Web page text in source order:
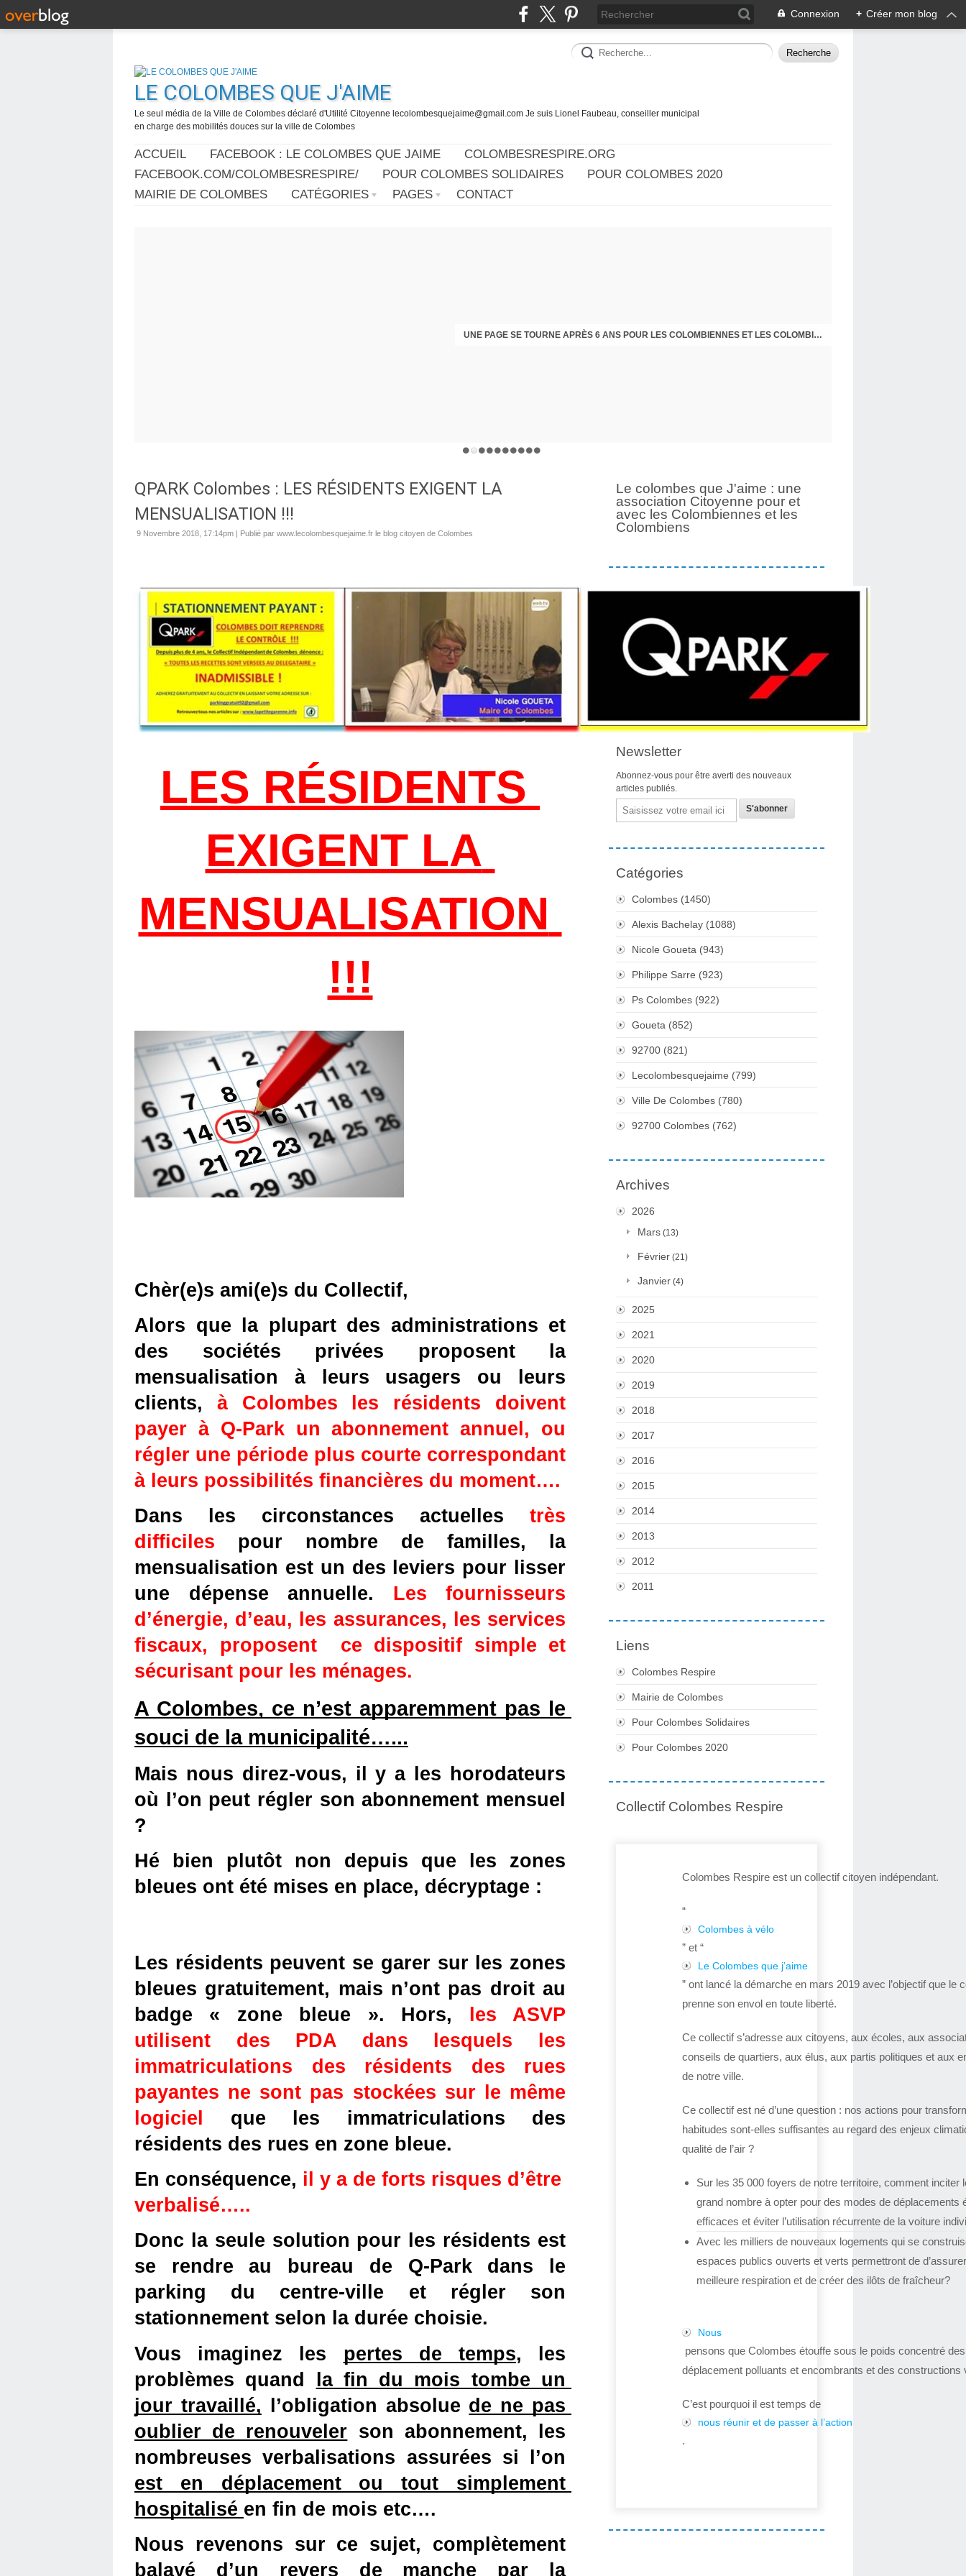
Connexion + Créer mon blog
LE COLOMBES QUE J'AIME
Le seul média de la Ville de Colombes déclaré d'Utilité Citoyenne lecolombesquejaime@gmail.com Je suis Lionel Faubeau, conseiller municipal
en charge des mobilités douces sur la ville de Colombes
ACCUEIL FACEBOOK : LE COLOMBES QUE JAIME
COLOMBESRESPIRE.ORG
FACEBOOK.COM/COLOMBESRESPIRE/
POUR COLOMBES SOLIDAIRES
POUR COLOMBES 2020
MAIRIE DE COLOMBES
CATÉGORIES PAGES CONTACT
UNE PAGE SE TOURNE APRÈS 6 ANS POUR LES COLOMBIENNES ET LES COLOMBIENS
QPARK Colombes : LES RÉSIDENTS EXIGENT LA
MENSUALISATION !!!
9 Novembre 2018, 17:14pm | Publié par www.lecolombesquejaime.fr le blog citoyen de Colombes
LES RÉSIDENTS
EXIGENT LA
MENSUALISATION
!!!
Chèr(e)s ami(e)s du Collectif,
Alors que la plupart des administrations et
des sociétés privées proposent la
mensualisation à leurs usagers ou leurs
clients, à Colombes les résidents doivent
payer à Q-Park un abonnement annuel, ou
régler une période plus courte correspondant
à leurs possibilités financières du moment….
Dans les circonstances actuelles très
difficiles pour nombre de familles, la
mensualisation est un des leviers pour lisser
une dépense annuelle. Les fournisseurs
d’énergie, d’eau, les assurances, les services
fiscaux, proposent  ce dispositif simple et
sécurisant pour les ménages.
A Colombes, ce n’est apparemment pas le
souci de la municipalité…...
Mais nous direz-vous, il y a les horodateurs
où l’on peut régler son abonnement mensuel
?
Hé bien plutôt non depuis que les zones
bleues ont été mises en place, décryptage :
Les résidents peuvent se garer sur les zones
bleues gratuitement, mais n’ont pas droit au
badge « zone bleue ». Hors,
les ASVP
utilisent des PDA dans lesquels les
immatriculations des résidents des rues
payantes ne sont pas stockées sur le même
logiciel que les immatriculations des
résidents des rues en zone bleue.
En conséquence, il y a de forts risques d’être
verbalisé…..
Donc la seule solution pour les résidents est
se rendre au bureau de Q-Park dans le
parking du centre-ville et régler son
stationnement selon la durée choisie.
Vous imaginez les pertes de temps, les
problèmes quand
la fin du mois tombe un
jour travaillé, l’obligation absolue de ne pas
oublier de renouveler son abonnement, les
est en déplacement ou tout simplement
hospitalisé en fin de mois etc….
Nous revenons sur ce sujet, complètement
balayé d’un revers de manche par la
Le colombes que J'aime : une
association Citoyenne pour et
avec les Colombiennes et les
Colombiens
Suivez-moi
Find me on Facebook
Suivez-moi sur Twitter
Subscribe to RSS feed
Newsletter
Abonnez-vous pour être averti des nouveaux
articles publiés.
Email
Catégories
Colombes (1450)
Alexis Bachelay (1088)
Nicole Goueta (943)
Philippe Sarre (923)
Ps Colombes (922)
Goueta (852)
92700 (821)
Lecolombesquejaime (799)
Ville De Colombes (780)
92700 Colombes (762)
Archives
2026
Mars (13)
Février (21)
Janvier (4)
2025
2021
2020
2019
2018
2017
2016
2015
2014
2013
2012
2011
Liens
Colombes Respire
Mairie de Colombes
Pour Colombes Solidaires
Pour Colombes 2020
Collectif Colombes Respire
Colombes Respire est un collectif citoyen indépendant.
“
Colombes à vélo
” et “
Le Colombes que j’aime
” ont lancé la démarche en mars 2019 avec l’objectif que le
prenne son envol en toute liberté.
Ce collectif s’adresse aux citoyens, aux écoles, aux
conseils de quartiers, aux élus, aux partis politiques et aux
de notre ville.
Ce collectif est né d’une question : nos actions pour
habitudes sont-elles suffisantes au regard des enjeux
qualité de l’air ?
Sur les 35 000 foyers de notre territoire, comment inciter
grand nombre à opter pour des modes de déplacements
efficaces et éviter l’utilisation récurrente de la voiture
Avec les milliers de nouveaux logements qui se
espaces publics ouverts et verts permettront de
meilleure respiration et de créer des ilôts de fraîcheur?
Nous
pensons que Colombes étouffe sous le poids concentré
déplacement polluants et encombrants et des constructions
C’est pourquoi il est temps de
nous réunir et de passer à l’action
.